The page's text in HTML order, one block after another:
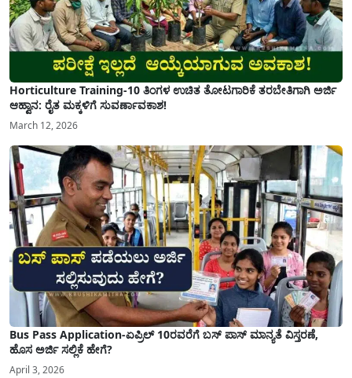
Horticulture Training-10 ತಿಂಗಳ ಉಚಿತ ತೋಟಗಾರಿಕೆ ತರಬೇತಿಗಾಗಿ ಅರ್ಜಿ
ಆಹ್ವಾನ: ರೈತ ಮಕ್ಕಳಿಗೆ ಸುವರ್ಣಾವಕಾಶ!
March 12, 2026
Bus Pass Application-ಏಪ್ರಿಲ್ 10ರವರೆಗೆ ಬಸ್ ಪಾಸ್ ಮಾನ್ಯತೆ ವಿಸ್ತರಣೆ,
ಹೊಸ ಅರ್ಜಿ ಸಲ್ಲಿಕೆ ಹೇಗೆ?
April 3, 2026